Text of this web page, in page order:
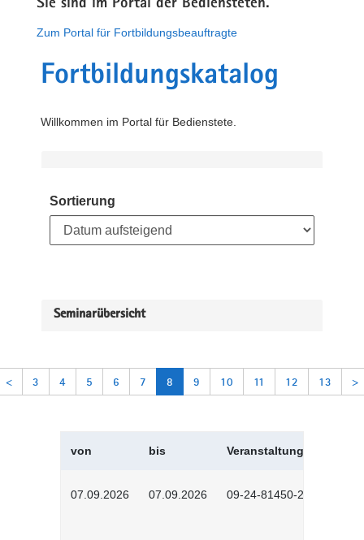
Sie sind im Portal der Bediensteten.
Zum Portal für Fortbildungsbeauftragte
Fortbildungskatalog
Willkommen im Portal für Bedienstete.
Sortierung
Seminarübersicht
< 3 4 5 6 7 8 9 10 11 12 13 >
von bis Veranstaltungskürzel
07.09.2026 07.09.2026 09-24-81450-2602